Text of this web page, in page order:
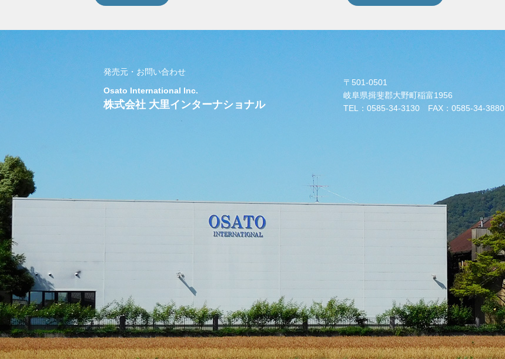
発売元・お問い合わせ
Osato International Inc.
株式会社 大里インターナショナル
〒501-0501
岐阜県揖斐郡大野町稲富1956
TEL：0585-34-3130FAX：0585-34-3880